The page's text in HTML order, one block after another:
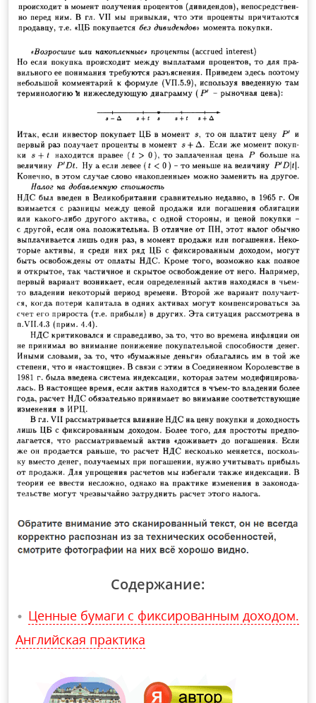
Содержание:
Ценные бумаги с фиксированным доходом.
Английская практика